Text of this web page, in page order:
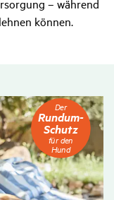
– während
können.
Der
Rundum-
Schutz
für
den
Hund
Der
Rundum-
Schutz
für den
Hund